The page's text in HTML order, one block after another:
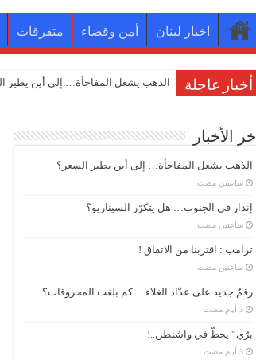
اخبار لبنان أمن وقضاء متفرقات
أخبار عاجلة
أخر الأخبار
الذهب يشعل المفاجأة… إلى أين يطير السعر؟
‏ساعتين مضت
إنذار في الجنوب… هل يتكرّر السيناريو؟
‏ساعتين مضت
ترامب : اقتربنا من الاتفاق !
‏ساعتين مضت
رقمٌ جديد على عدّاد الغلاء… كم بلغت المحروقات؟
برّي” يحطّ في واشنطن..!